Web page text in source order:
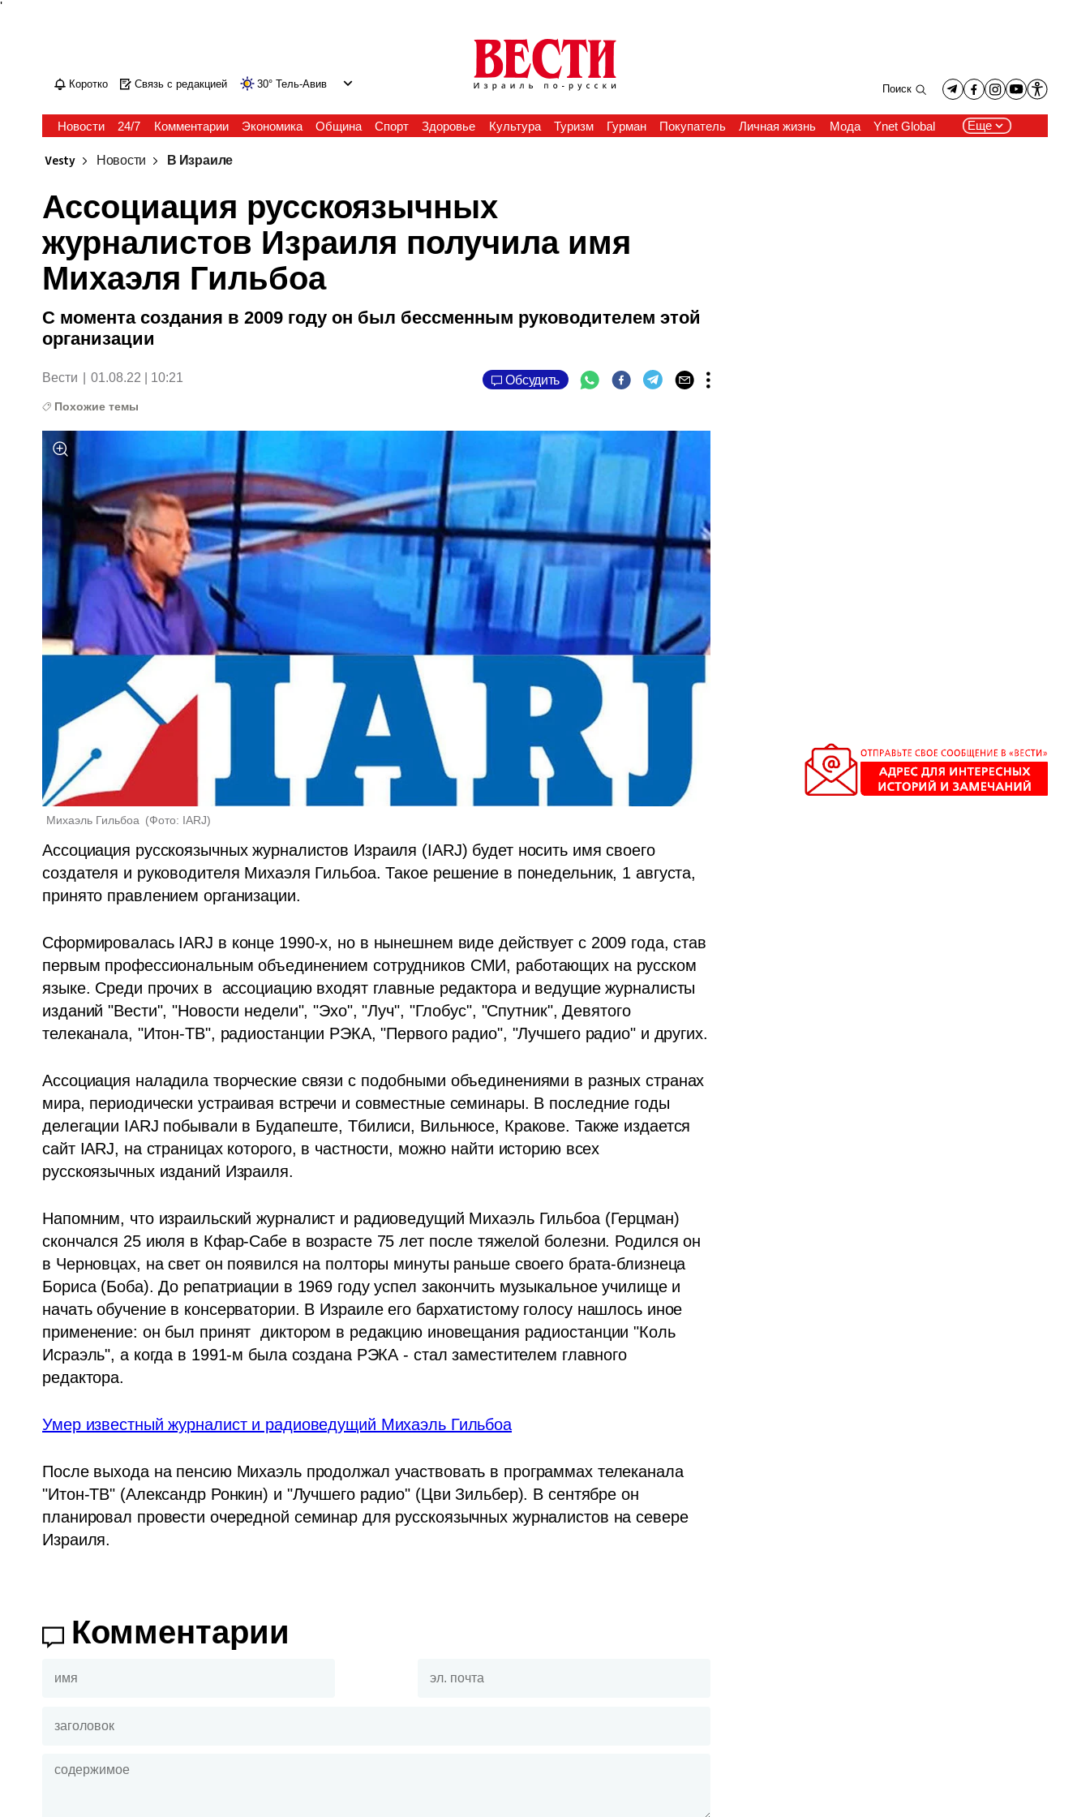
'
Коротко Связь с редакцией 30° Тель-Авив Поиск
Новости 24/7 Комментарии Экономика Община Спорт Здоровье Культура Туризм Гурман Покупатель Личная жизнь Мода Ynet Global Еще
Vesty Новости В Израиле
Ассоциация русскоязычных
журналистов Израиля получила имя
Михаэля Гильбоа
С момента создания в 2009 году он был бессменным руководителем этой
организации
Вести 01.08.22 | 10:21 Обсудить
Похожие темы
Михаэль Гильбоа (Фото: IARJ)
Ассоциация русскоязычных журналистов Израиля (IARJ) будет носить имя своего
создателя и руководителя Михаэля Гильбоа. Такое решение в понедельник, 1 августа,
принято правлением организации.
Сформировалась IARJ в конце 1990-х, но в нынешнем виде действует с 2009 года, став
первым профессиональным объединением сотрудников СМИ, работающих на русском
языке. Среди прочих в  ассоциацию входят главные редактора и ведущие журналисты
изданий "Вести", "Новости недели", "Эхо", "Луч", "Глобус", "Спутник", Девятого
Ассоциация наладила творческие связи с подобными объединениями в разных странах
мира, периодически устраивая встречи и совместные семинары. В последние годы
делегации IARJ побывали в Будапеште, Тбилиси, Вильнюсе, Кракове. Также издается
сайт IARJ, на страницах которого, в частности, можно найти историю всех
русскоязычных изданий Израиля.
Напомним, что израильский журналист и радиоведущий Михаэль Гильбоа (Герцман)
скончался 25 июля в Кфар-Сабе в возрасте 75 лет после тяжелой болезни. Родился он
в Черновцах, на свет он появился на полторы минуты раньше своего брата-близнеца
Бориса (Боба). До репатриации в 1969 году успел закончить музыкальное училище и
начать обучение в консерватории. В Израиле его бархатистому голосу нашлось иное
применение: он был принят  диктором в редакцию иновещания радиостанции "Коль
Исраэль", а когда в 1991-м была создана РЭКА - стал заместителем главного
редактора.
Умер известный журналист и радиоведущий Михаэль Гильбоа
После выхода на пенсию Михаэль продолжал участвовать в программах телеканала
"Итон-ТВ" (Александр Ронкин) и "Лучшего радио" (Цви Зильбер). В сентябре он
планировал провести очередной семинар для русскоязычных журналистов на севере
Израиля.
Комментарии